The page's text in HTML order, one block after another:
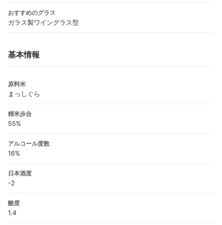
おすすめのグラス
ガラス製ワイングラス型
基本情報
原料米
まっしぐら
精米歩合
55%
アルコール度数
16%
日本酒度
-2
酸度
1.4